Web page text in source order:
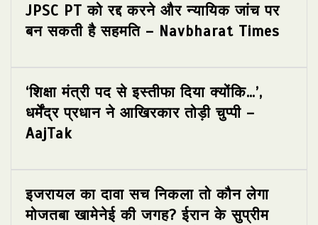
JPSC PT को रद्द करने और न्यायिक जांच पर
बन सकती है सहमति – Navbharat Times
‘शिक्षा मंत्री पद से इस्तीफा दिया क्योंकि…’,
धर्मेंद्र प्रधान ने आखिरकार तोड़ी चुप्पी –
AajTak
इजरायल का दावा सच निकला तो कौन लेगा
मोजतबा खामेनेई की जगह? ईरान के सुप्रीम